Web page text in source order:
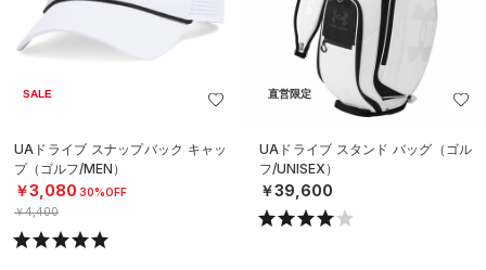
SALE
UAドライブ スナップバック キャッ
プ（ゴルフ/MEN）
￥3,080 30%OFF
￥4,400
直営限定
UAドライブ スタンド バッグ（ゴル
フ/UNISEX）
￥39,600